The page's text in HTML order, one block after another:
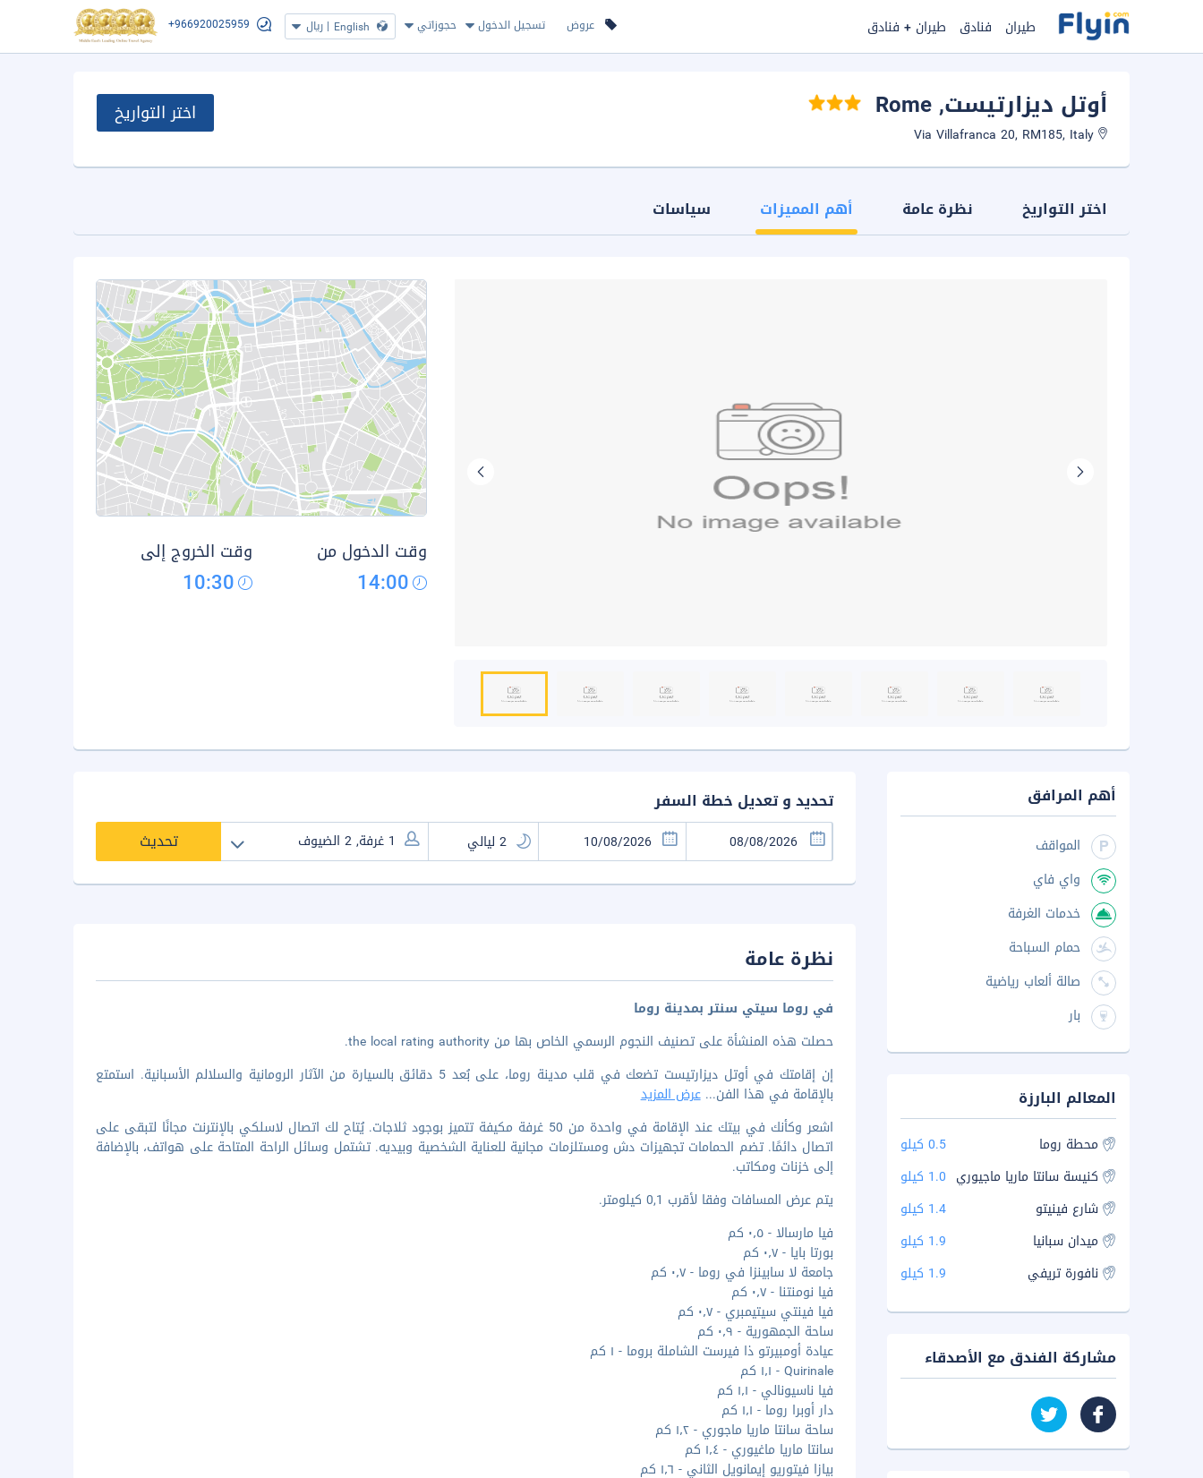
عروض تسجيل الدخول حجوزاتي English
| ريال +966920025959 طيران فنادق طيران + فنادق
أوتل ديزارتيست, Rome اختر التواريخ
اختر التواريخ نظرة عامة أهم المميزات سياسات
وقت الدخول من
14:00
وقت الخروج إلى
10:30
تحديد و تعديل خطة السفر
تحديث
نظرة عامة
في روما سيتي سنتر بمدينة روما
حصلت هذه المنشأة على تصنيف النجوم الرسمي الخاص بها من the local rating authority.
إن إقامتك في أوتل ديزارتيست تضعك في قلب مدينة روما، على بُعد 5 دقائق بالسيارة من الآثار الرومانية والسلالم الأسبانية. استمتع
بالإقامة في هذا الفن...عرض المزيد
اشعر وكأنك في بيتك عند الإقامة في واحدة من 50 غرفة مكيفة تتميز بوجود ثلاجات. يُتاح لك اتصال لاسلكي بالإنترنت مجانًا لتبقى على
اتصال دائمًا. تضم الحمامات تجهيزات دش ومستلزمات مجانية للعناية الشخصية وبيديه. تشتمل وسائل الراحة المتاحة على هواتف، بالإضافة
إلى خزنات ومكاتب.
يتم عرض المسافات وفقا لأقرب 0,1 كيلومتر.
فيا مارسالا - ٠٫٥ كم
بورتا بايا - ٠٫٧ كم
جامعة لا سابينزا في روما - ٠٫٧ كم
فيا نومنتنا - ٠٫٧ كم
فيا فينتي سيتيمبري - ٠٫٧ كم
ساحة الجمهورية - ٠٫٩ كم
عيادة أومبيرتو ذا فيرست الشاملة بروما - ١ كم
Quirinale - ١٫١ كم
فيا ناسيونالي - ١٫١ كم
دار أوبرا روما - ١٫١ كم
ساحة سانتا ماريا ماجوري - ١٫٢ كم
سانتا ماريا ماغيوري - ١٫٤ كم
بيازا فيتوريو إيمانويل الثاني - ١٫٦ كم
أهم المرافق
المواقف
واي فاي
خدمات الغرفة
حمام السباحة
صالة ألعاب رياضية
بار
المعالم البارزة
محطة روما
0.5 كيلو
كنيسة سانتا ماريا ماجيوري 1.0 كيلو
شارع فينيتو
1.4 كيلو
ميدان سبانيا
1.9 كيلو
نافورة تريفي
1.9 كيلو
مشاركة الفندق مع الأصدقاء